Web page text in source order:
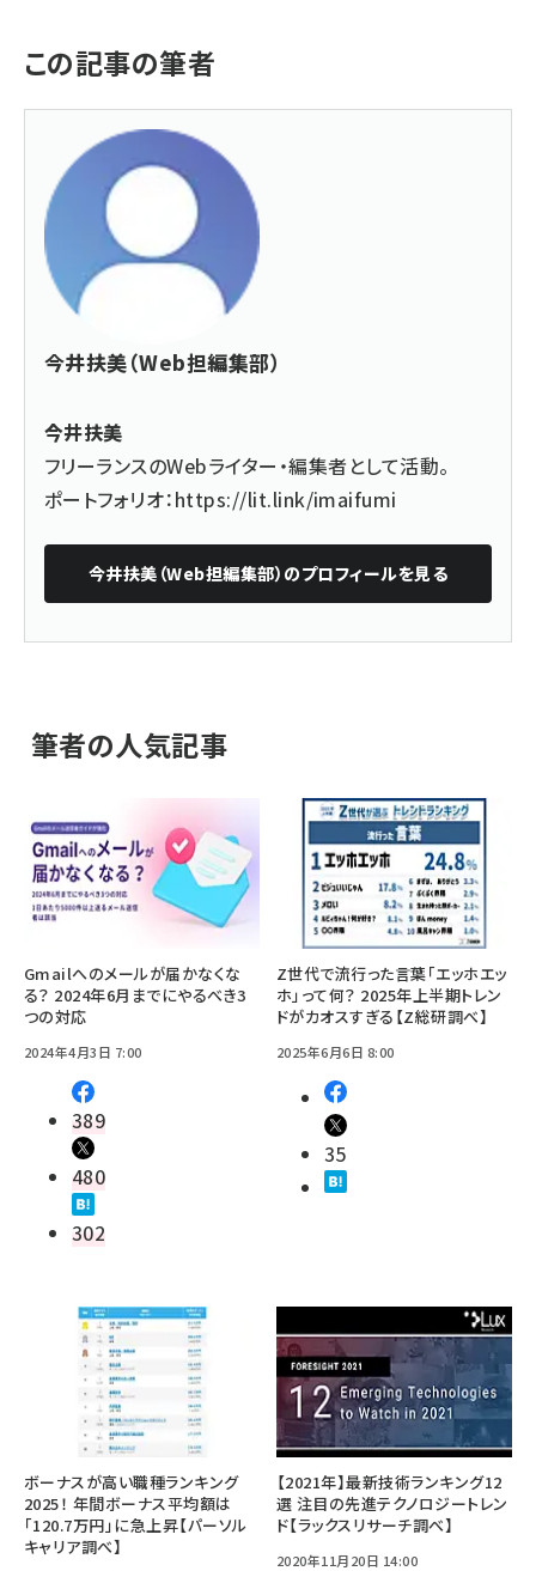
この記事の筆者
今井扶美（Web担編集部）
今井扶美
フリーランスのWebライター・編集者として活動。
ポートフォリオ：https://lit.link/imaifumi
今井扶美（Web担編集部） のプロフィールを見る
筆者の人気記事
Gmailへのメールが届かなくな
る？ 2024年6月までにやるべき3
つの対応
2024年4月3日 7:00
389
480
302
Z世代で流行った言葉「エッホエッ
ホ」って何？ 2025年上半期トレン
ドがカオスすぎる【Z総研調べ】
2025年6月6日 8:00
35
ボーナスが高い職種ランキング
2025！ 年間ボーナス平均額は
「120.7万円」に急上昇【パーソル
キャリア調べ】
【2021年】最新技術ランキング12
選 注目の先進テクノロジートレン
ド【ラックスリサーチ調べ】
2020年11月20日 14:00